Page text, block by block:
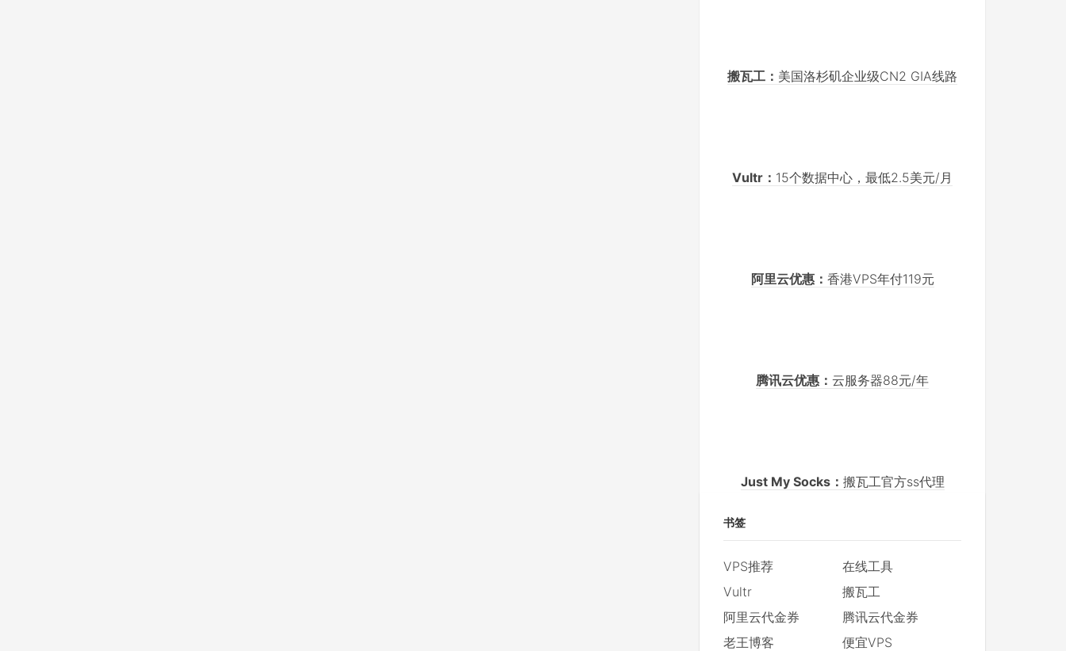
搬瓦工： 美国洛杉矶企业级CN2 GIA线路
Vultr： 15个数据中心，最低2.5美元/月
阿里云优惠： 香港VPS年付119元
腾讯云优惠： 云服务器88元/年
Just My Socks： 搬瓦工官方ss代理
书签
VPS推荐
在线工具
Vultr
搬瓦工
阿里云代金券
腾讯云代金券
老王博客
便宜VPS